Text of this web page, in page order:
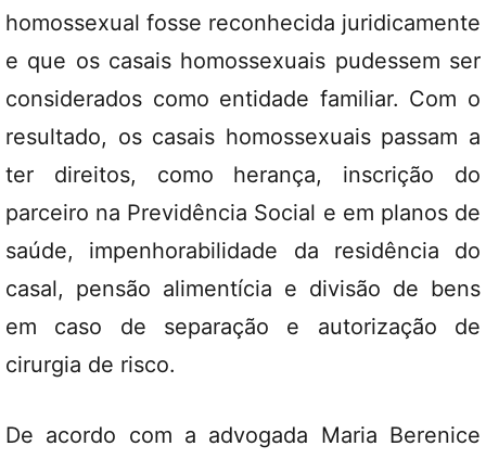
homossexual fosse reconhecida juridicamente
e que os casais homossexuais pudessem ser
considerados como entidade familiar. Com o
resultado, os casais homossexuais passam a
ter direitos, como herança, inscrição do
parceiro na Previdência Social e em planos de
saúde, impenhorabilidade da residência do
casal, pensão alimentícia e divisão de bens
em caso de separação e autorização de
cirurgia de risco.
De acordo com a advogada Maria Berenice